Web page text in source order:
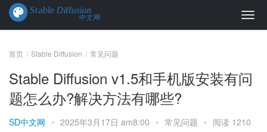
首页 Stable Diffusion 常见问题
Stable Diffusion v1.5和手机版安装有问
题怎么办?解决方法有哪些?
SD中文网 • 2025年3月17日 am8:00 • 常见问题 • 阅读 1210